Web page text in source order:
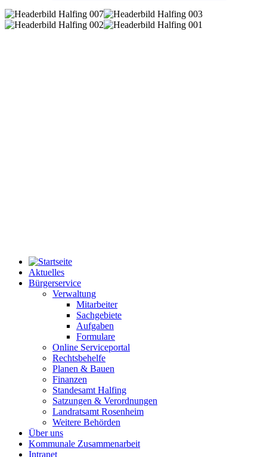
Aktuelles
Bürgerservice
Verwaltung
Mitarbeiter
Sachgebiete
Aufgaben
Formulare
Online Serviceportal
Rechtsbehelfe
Planen & Bauen
Finanzen
Standesamt Halfing
Satzungen & Verordnungen
Landratsamt Rosenheim
Weitere Behörden
Über uns
Kommunale Zusammenarbeit
Intranet